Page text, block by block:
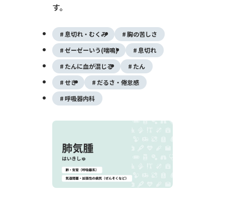
す。
息切れ・むくみ
胸の苦しさ
ゼーゼーいう(喘鳴)
息切れ
たんに血が混じる
たん
せき
だるさ・倦怠感
呼吸器内科